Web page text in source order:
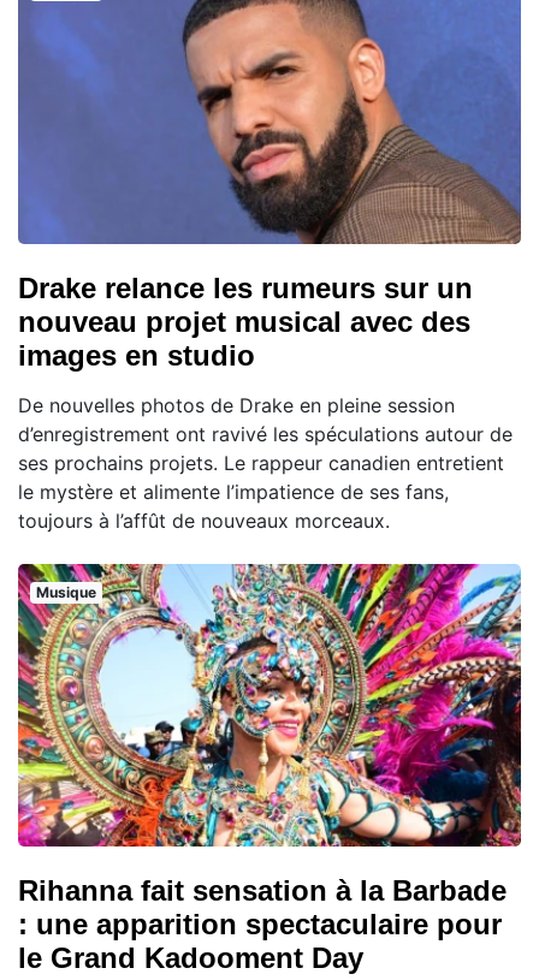
Drake relance les rumeurs sur un
nouveau projet musical avec des
images en studio
De nouvelles photos de Drake en pleine session
d’enregistrement ont ravivé les spéculations autour de
ses prochains projets. Le rappeur canadien entretient
le mystère et alimente l’impatience de ses fans,
toujours à l’affût de nouveaux morceaux.
Musique
Rihanna fait sensation à la Barbade
: une apparition spectaculaire pour
le Grand Kadooment Day